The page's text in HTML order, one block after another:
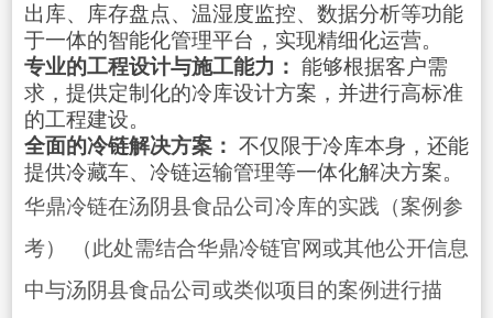
出库、库存盘点、温湿度监控、数据分析等功能
于一体的智能化管理平台，实现精细化运营。
专业的工程设计与施工能力： 能够根据客户需
求，提供定制化的冷库设计方案，并进行高标准
的工程建设。
全面的冷链解决方案： 不仅限于冷库本身，还能
提供冷藏车、 冷链运输管理等一体化解决方案。
华鼎冷链在汤阴县食品公司冷库的实践（案例参
考） （此处需结合华鼎冷链官网或其他公开信息
中与汤阴县食品公司或类似项目的案例进行描